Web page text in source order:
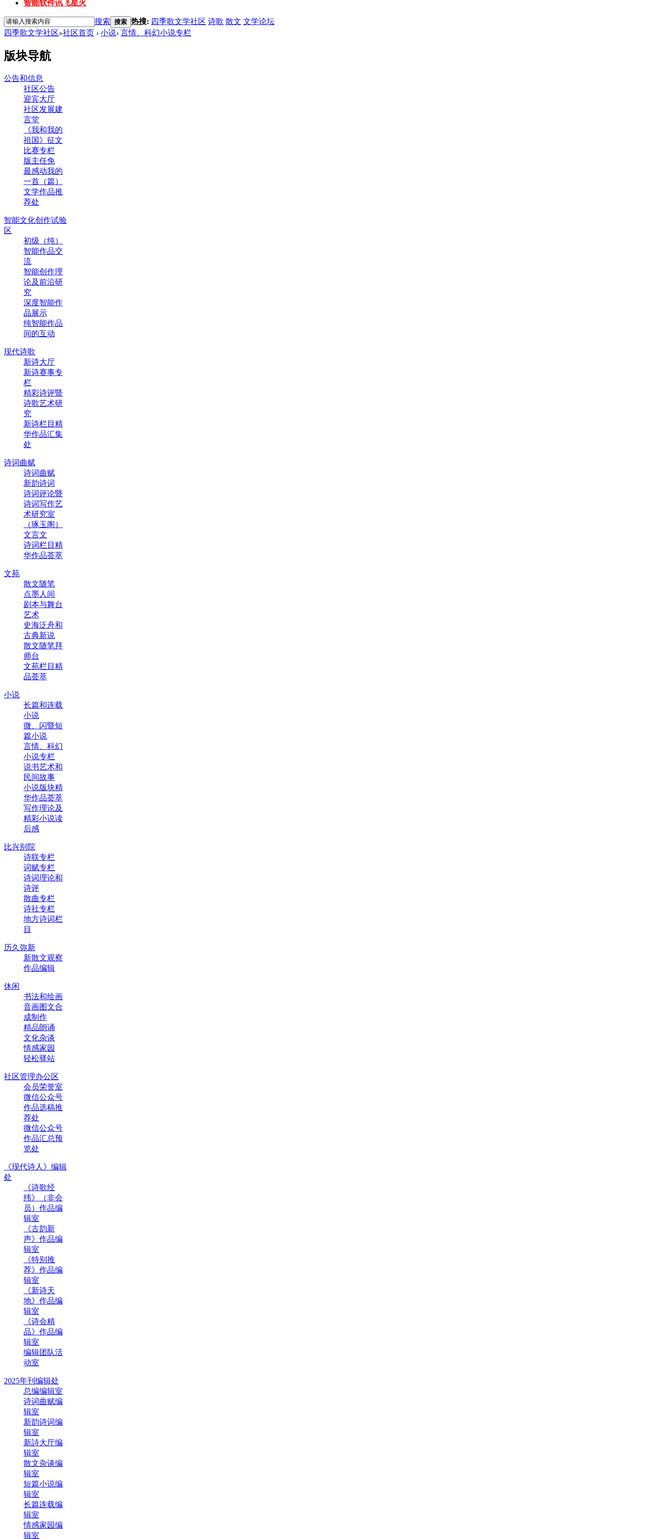
智能软件讯飞星火
搜索 搜索 热搜: 四季歌文学社区 诗歌 散文 文学论坛
四季歌文学社区»社区首页 › 小说› 言情、科幻小说专栏
版块导航
公告和信息
社区公告
迎宾大厅
社区发展建
言堂
《我和我的
祖国》征文
比赛专栏
版主任免
最感动我的
一首（篇）
文学作品推
荐处
智能文化创作试验
区
初级（纯）
智能作品交
流
智能创作理
论及前沿研
究
深度智能作
品展示
纯智能作品
间的互动
现代诗歌
新诗大厅
新诗赛事专
栏
精彩诗评暨
诗歌艺术研
究
新诗栏目精
华作品汇集
处
诗词曲赋
诗词曲赋
新韵诗词
诗词评论暨
诗词写作艺
术研究室
（琢玉阁）
文言文
诗词栏目精
华作品荟萃
文苑
散文随笔
点墨人间
剧本与舞台
艺术
史海泛舟和
古典新说
散文随笔拜
师台
文苑栏目精
品荟萃
小说
长篇和连载
小说
微、闪暨短
篇小说
言情、科幻
小说专栏
说书艺术和
民间故事
小说版块精
华作品荟萃
写作理论及
精彩小说读
后感
比兴别院
诗联专栏
词赋专栏
诗词理论和
诗评
散曲专栏
诗社专栏
地方诗词栏
目
历久弥新
新散文观察
作品编辑
休闲
书法和绘画
音画图文合
成制作
精品朗诵
文化杂谈
情感家园
轻松驿站
社区管理办公区
会员荣誉室
微信公众号
作品选稿推
荐处
微信公众号
作品汇总预
览处
《现代诗人》编辑
处
《诗歌经
纬》（非会
员）作品编
辑室
《古韵新
声》作品编
辑室
《特别推
荐》作品编
辑室
《新诗天
地》作品编
辑室
《诗会精
品》作品编
辑室
编辑团队活
动室
2025年刊编辑处
总编编辑室
诗词曲赋编
辑室
新韵诗词编
辑室
新詩大厅编
辑室
散文杂谈编
辑室
短篇小说编
辑室
长篇连载编
辑室
情感家园编
辑室